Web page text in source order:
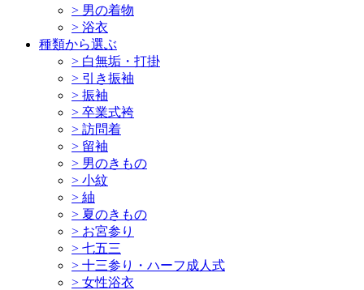
> 男の着物
> 浴衣
種類から選ぶ
> 白無垢・打掛
> 引き振袖
> 振袖
> 卒業式袴
> 訪問着
> 留袖
> 男のきもの
> 小紋
> 紬
> 夏のきもの
> お宮参り
> 七五三
> 十三参り・ハーフ成人式
> 女性浴衣